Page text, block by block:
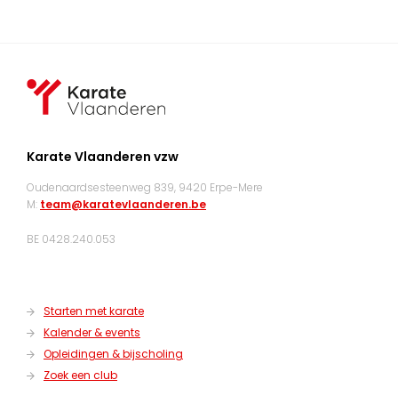
Karate Vlaanderen vzw
Oudenaardsesteenweg 839, 9420 Erpe-Mere
M: team@karatevlaanderen.be
BE 0428.240.053
Starten met karate
Kalender & events
Opleidingen & bijscholing
Zoek een club